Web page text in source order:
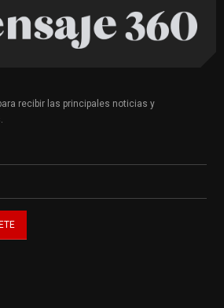
recibir las principales noticias y